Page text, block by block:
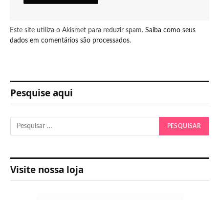
Este site utiliza o Akismet para reduzir spam. Saiba como seus
dados em comentários são processados.
Pesquise aqui
Visite nossa loja